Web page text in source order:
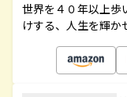
世界を４０年以上歩
けする、人生を輝か